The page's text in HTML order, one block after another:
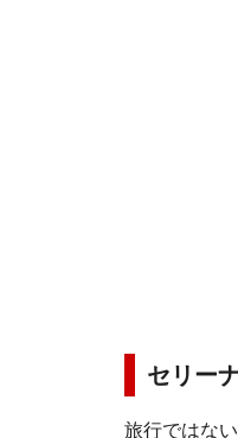
セリー
旅行ではな